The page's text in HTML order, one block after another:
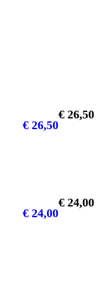
€ 26,50
€ 26,50
€ 24,00
€ 24,00